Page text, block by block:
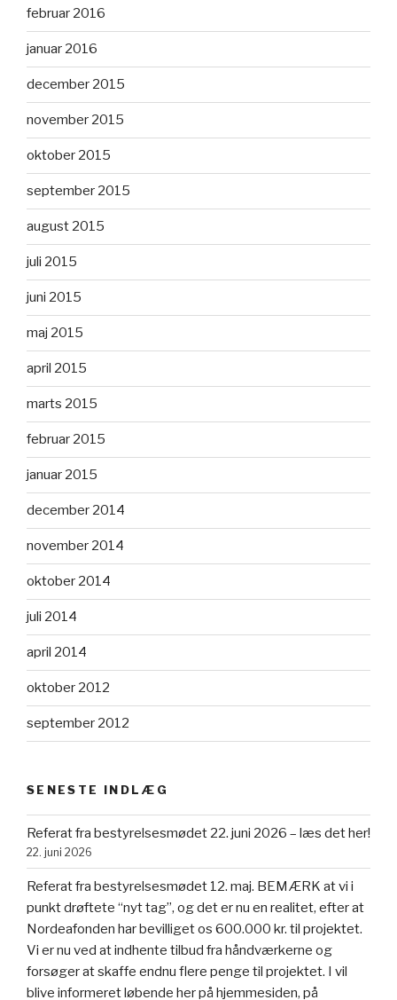
februar 2016
januar 2016
december 2015
november 2015
oktober 2015
september 2015
august 2015
juli 2015
juni 2015
maj 2015
april 2015
marts 2015
februar 2015
januar 2015
december 2014
november 2014
oktober 2014
juli 2014
april 2014
oktober 2012
september 2012
SENESTE INDLÆG
Referat fra bestyrelsesmødet 22. juni 2026 – læs det her!
22. juni 2026
Referat fra bestyrelsesmødet 12. maj. BEMÆRK at vi i
punkt drøftete “nyt tag”, og det er nu en realitet, efter at
Nordeafonden har bevilliget os 600.000 kr. til projektet.
Vi er nu ved at indhente tilbud fra håndværkerne og
forsøger at skaffe endnu flere penge til projektet. I vil
blive informeret løbende her på hjemmesiden, på